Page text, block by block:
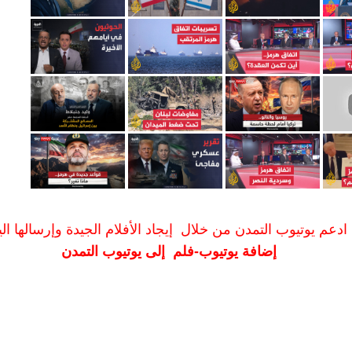
ادعم يوتيوب التمدن من خلال إيجاد الأفلام الجيدة وإرسالها
إضافة يوتيوب-فلم إلى يوتيوب التمدن